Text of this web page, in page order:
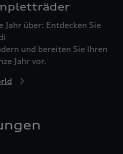
Jahr über: Entdecken Sie
und bereiten Sie Ihren
Jahr vor.